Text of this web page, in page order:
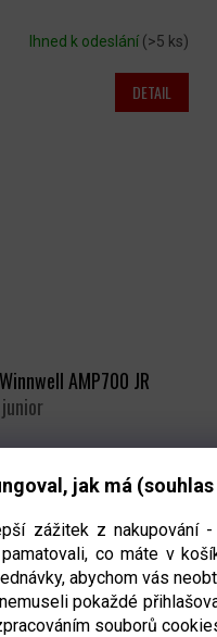
jak má
zážitek z nakupování -
co máte v
abychom vás
pokaždé
souborů
Ihned k odeslání (>5 ks)
DETAIL
AMP700 JR